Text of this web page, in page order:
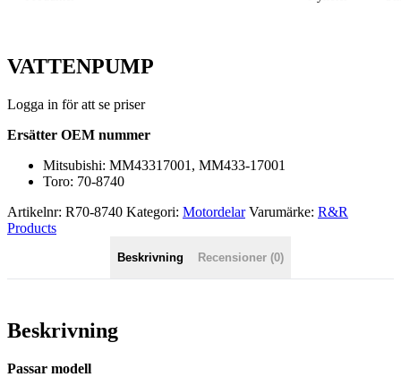
VATTENPUMP
Logga in för att se priser
Ersätter OEM nummer
Mitsubishi: MM43317001, MM433-17001
Toro: 70-8740
Artikelnr: R70-8740 Kategori: Motordelar Varumärke: R&R
Products
Beskrivning Recensioner (0)
Beskrivning
Passar modell